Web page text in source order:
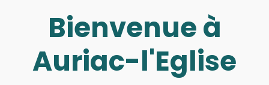
Bienvenue à
Auriac-l'Eglise